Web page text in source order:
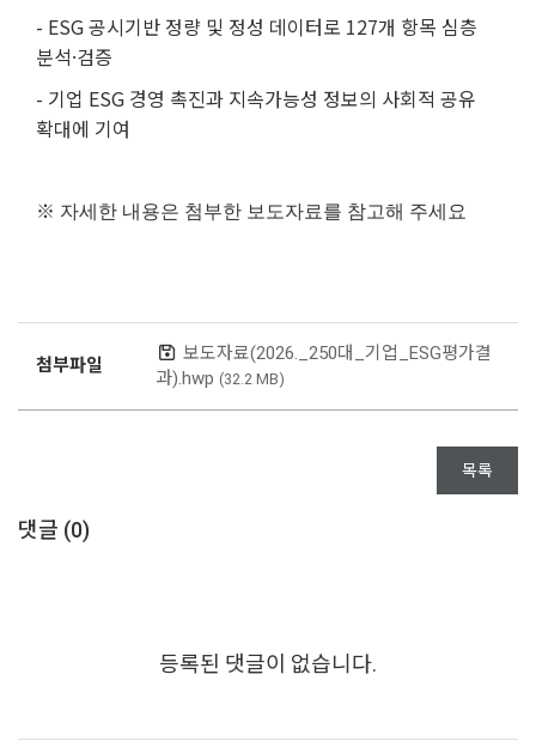
- ESG 공시기반 정량 및 정성 데이터로 127개 항목 심층
분석⸱검증
- 기업 ESG 경영 촉진과 지속가능성 정보의 사회적 공유
확대에 기여
※ 자세한 내용은 첨부한 보도자료를 참고해 주세요
첨부파일
보도자료(2026._250대_기업_ESG평가결
과).hwp (32.2 MB)
목록
댓글 (0)
등록된 댓글이 없습니다.